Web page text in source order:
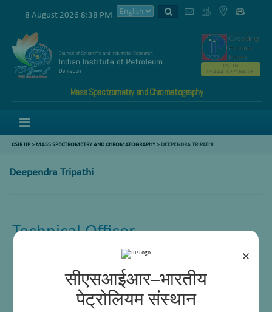
×
सीएसआईआर–भारतीय
पेट्रोलियम संस्थान
8 August 2026 8:38 PM
Mass Spectrometry and Chromatography
GSTIN
05AAATC2716R2ZK
CSIR IIP> MASS SPECTROMETRY AND CHROMATOGRAPHY> DEEPENDRA TRIPATHI
Deependra Tripathi
Technical Officer